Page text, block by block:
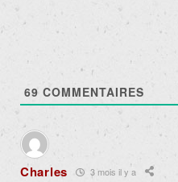
69 COMMENTAIRES
Charles 3 mois il y a